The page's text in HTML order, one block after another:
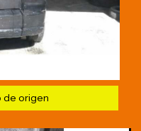
de origen